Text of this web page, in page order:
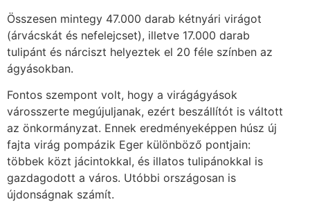
Összesen mintegy 47.000 darab kétnyári virágot
(árvácskát és nefelejcset), illetve 17.000 darab
tulipánt és nárciszt helyeztek el 20 féle színben az
ágyásokban.
Fontos szempont volt, hogy a virágágyások
városszerte megújuljanak, ezért beszállítót is váltott
az önkormányzat. Ennek eredményeképpen húsz új
fajta virág pompázik Eger különböző pontjain:
többek közt jácintokkal, és illatos tulipánokkal is
gazdagodott a város. Utóbbi országosan is
újdonságnak számít.